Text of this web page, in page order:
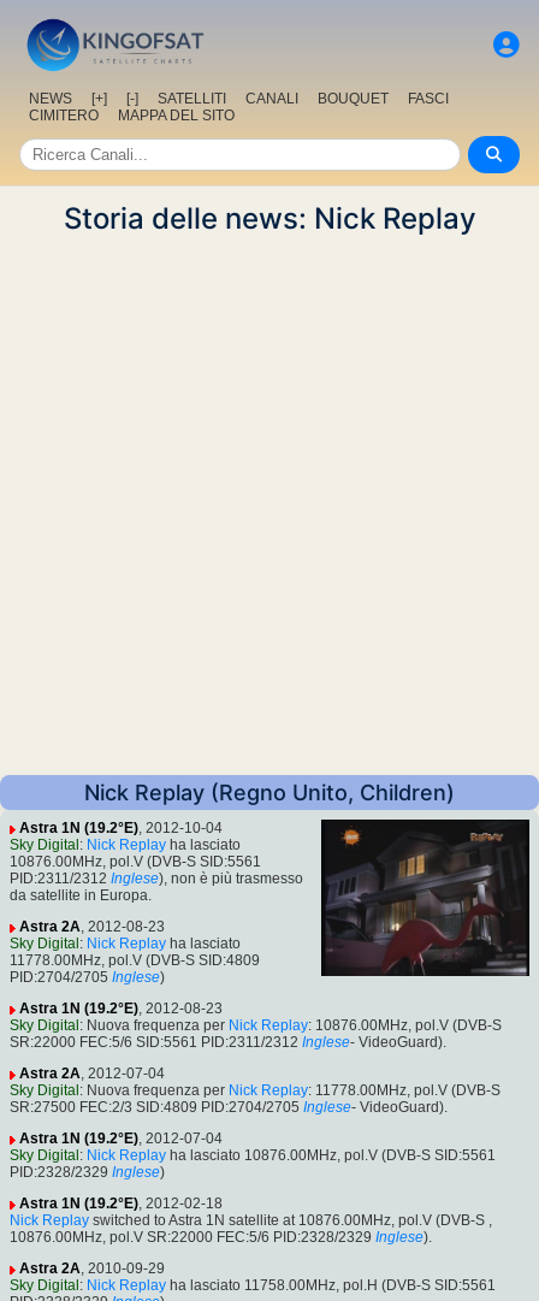
NEWS [+] [-] SATELLITI CANALI BOUQUET
FASCI
CIMITERO
MAPPA DEL SITO
Storia delle news: Nick Replay
Nick Replay (Regno Unito, Children)
Astra 1N (19.2°E), 2012-10-04
Sky Digital : Nick Replay ha lasciato
10876.00MHz, pol.V (DVB-S SID:5561
PID:2311/2312 Inglese), non è più trasmesso
da satellite in Europa.
Astra 2A, 2012-08-23
Sky Digital : Nick Replay ha lasciato
11778.00MHz, pol.V (DVB-S SID:4809
PID:2704/2705 Inglese)
Astra 1N (19.2°E), 2012-08-23
Sky Digital : Nuova frequenza per Nick Replay: 10876.00MHz, pol.V (DVB-S
SR:22000 FEC:5/6 SID:5561 PID:2311/2312 Inglese- VideoGuard).
Astra 2A, 2012-07-04
Sky Digital : Nuova frequenza per Nick Replay: 11778.00MHz, pol.V (DVB-S
SR:27500 FEC:2/3 SID:4809 PID:2704/2705 Inglese- VideoGuard).
Astra 1N (19.2°E), 2012-07-04
Sky Digital : Nick Replay ha lasciato 10876.00MHz, pol.V (DVB-S SID:5561
PID:2328/2329 Inglese)
Astra 1N (19.2°E), 2012-02-18
Nick Replay switched to Astra 1N satellite at 10876.00MHz, pol.V (DVB-S ,
10876.00MHz, pol.V SR:22000 FEC:5/6 PID:2328/2329 Inglese).
Astra 2A, 2010-09-29
Sky Digital : Nick Replay ha lasciato 11758.00MHz, pol.H (DVB-S SID:5561